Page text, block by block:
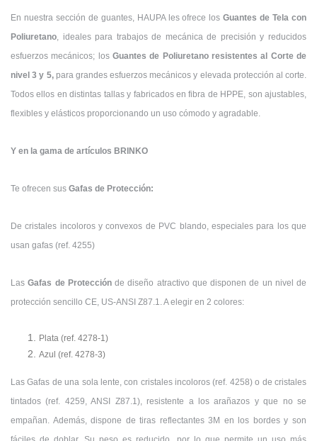
En nuestra sección de guantes, HAUPA les ofrece los Guantes de Tela con
Poliuretano, ideales para trabajos de mecánica de precisión y reducidos
esfuerzos mecánicos; los Guantes de Poliuretano resistentes al Corte de
nivel 3 y 5, para grandes esfuerzos mecánicos y elevada protección al corte.
Todos ellos en distintas tallas y fabricados en fibra de HPPE, son ajustables,
flexibles y elásticos proporcionando un uso cómodo y agradable.
Y en la gama de artículos BRINKO
Te ofrecen sus Gafas de Protección:
De cristales incoloros y convexos de PVC blando, especiales para los que
usan gafas (ref. 4255)
LasGafas de Protecciónde diseño atractivo que disponen de un nivel de
protección sencillo CE, US-ANSI Z87.1. A elegir en 2 colores:
Plata (ref. 4278-1)
Azul (ref. 4278-3)
Las Gafas de una sola lente, con cristales incoloros (ref. 4258) o de cristales
tintados (ref. 4259, ANSI Z87.1), resistente a los arañazos y que no se
empañan. Además, dispone de tiras reflectantes 3M en los bordes y son